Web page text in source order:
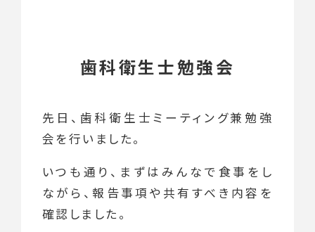
歯科衛生士勉強会
先日、歯科衛生士ミーティング兼勉強
会を行いました。
いつも通り、まずはみんなで食事をし
ながら、報告事項や共有すべき内容を
確認しました。